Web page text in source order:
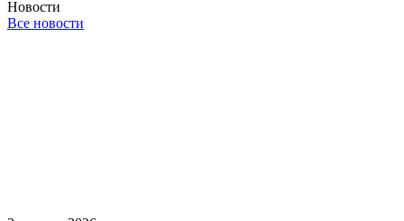
Новости
Все новости